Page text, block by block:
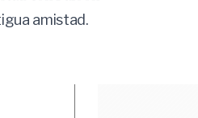
amistad.